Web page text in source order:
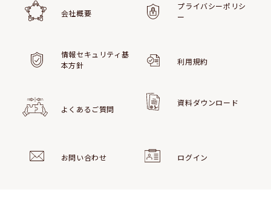
会社概要
プライバシーポリシ
ー
情報セキュリティ基
本方針
利用規約
よくあるご質問
資料ダウンロード
お問い合わせ ログイン